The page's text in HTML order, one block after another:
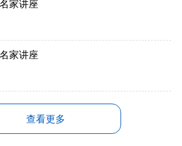
家讲座
家讲座
查看更多